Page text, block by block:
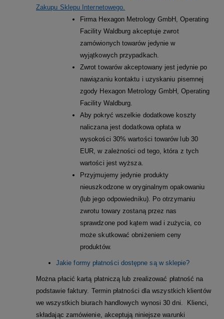
Zakupu Sklepu Internetowego
Firma Hexagon Metrology GmbH, Operating
Facility Waldburg akceptuje zwrot
zamówionych towarów jedynie w
wyjątkowych przypadkach.
Zwrot towarów akceptowany jest jedynie po
nawiązaniu kontaktu i uzyskaniu pisemnej
zgody Hexagon Metrology GmbH, Operating
Facility Waldburg.
Aby pokryć wszelkie dodatkowe koszty
naliczana jest dodatkowa opłata w
wysokości 30% wartości towarów lub 30
EUR, w zależności od tego, która z tych
wartości jest wyższa.
Przyjmujemy jedynie produkty
nieuszkodzone w oryginalnym opakowaniu
(lub jego odpowiedniku). Po otrzymaniu
zwrotu towary zostaną przez nas
sprawdzone pod kątem wad i zużycia, co
może skutkować obniżeniem ceny
produktów.
Jakie formy płatności dostępne są w sklepie?
Można płacić kartą płatniczą lub zrealizować płatność na
podstawie faktury. Termin płatności dla wszystkich klientów
we wszystkich biurach handlowych wynosi 30 dni. Klienci,
składając zamówienie, akceptują niniejsze warunki